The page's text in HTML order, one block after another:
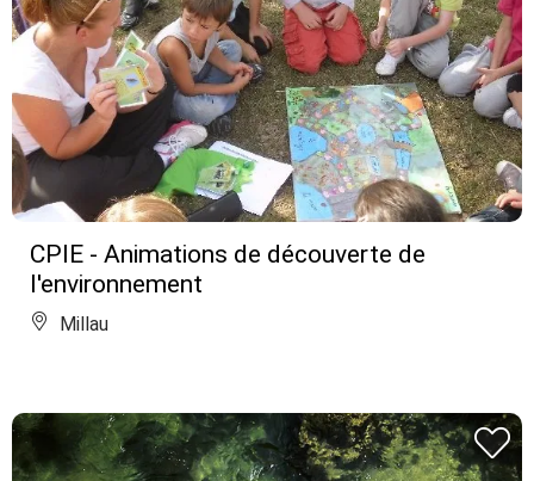
CPIE - Animations de découverte de
l'environnement
Millau